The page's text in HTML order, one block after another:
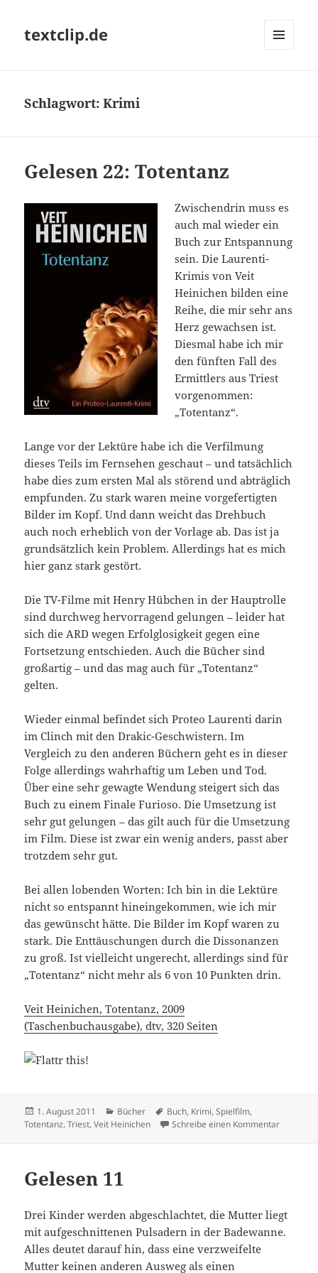
textclip.de
Schlagwort:Krimi
Gelesen 22: Totentanz
Zwischendrin muss es
auch mal wieder ein
Buch zur Entspannung
sein. Die Laurenti-
Krimis von Veit
Heinichen bilden eine
Reihe, die mir sehr ans
Herz gewachsen ist.
Diesmal habe ich mir
den fünften Fall des
Ermittlers aus Triest
vorgenommen:
„Totentanz“.
Lange vor der Lektüre habe ich die Verfilmung
dieses Teils im Fernsehen geschaut – und tatsächlich
habe dies zum ersten Mal als störend und abträglich
empfunden. Zu stark waren meine vorgefertigten
Bilder im Kopf. Und dann weicht das Drehbuch
auch noch erheblich von der Vorlage ab. Das ist ja
grundsätzlich kein Problem. Allerdings hat es mich
hier ganz stark gestört.
Die TV-Filme mit Henry Hübchen in der Hauptrolle
sind durchweg hervorragend gelungen – leider hat
sich die ARD wegen Erfolglosigkeit gegen eine
Fortsetzung entschieden. Auch die Bücher sind
großartig – und das mag auch für „Totentanz“
gelten.
Wieder einmal befindet sich Proteo Laurenti darin
im Clinch mit den Drakic-Geschwistern. Im
Vergleich zu den anderen Büchern geht es in dieser
Folge allerdings wahrhaftig um Leben und Tod.
Über eine sehr gewagte Wendung steigert sich das
Buch zu einem Finale Furioso. Die Umsetzung ist
sehr gut gelungen – das gilt auch für die Umsetzung
im Film. Diese ist zwar ein wenig anders, passt aber
trotzdem sehr gut.
Bei allen lobenden Worten: Ich bin in die Lektüre
nicht so entspannt hineingekommen, wie ich mir
das gewünscht hätte. Die Bilder im Kopf waren zu
stark. Die Enttäuschungen durch die Dissonanzen
zu groß. Ist vielleicht ungerecht, allerdings sind für
„Totentanz“ nicht mehr als 6 von 10 Punkten drin.
Veit Heinichen, Totentanz, 2009
(Taschenbuchausgabe), dtv, 320 Seiten
Veröffentlicht
am
1. August 2011 Kategorien
Bücher Schlagwörter
Buch, Krimi,Spielfilm,
Totentanz,Triest,Veit Heinichen Schreibe einen Kommentarzu
Gelesen 11
Drei Kinder werden abgeschlachtet, die Mutter liegt
mit aufgeschnittenen Pulsadern in der Badewanne.
Alles deutet darauf hin, dass eine verzweifelte
Mutter keinen anderen Ausweg als einen